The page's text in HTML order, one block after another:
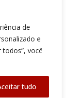
de
e
todos”, você
tudo